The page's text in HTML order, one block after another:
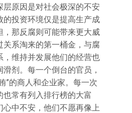
层原因是对社会极深的不安
的投资环境仅是提高生产成
，那反腐则可能带来更大威
关系淘来的第一桶金，与腐
，维持并发展他们的经营也
剂。每一个倒台的官员，
”的商人和企业家。每一次
也常有列入排行榜的大富
心中不安，他们不愿再像上